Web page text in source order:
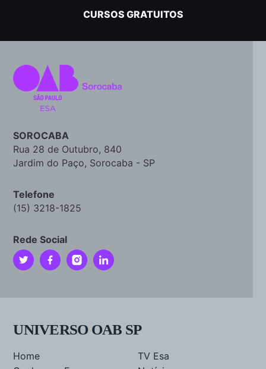
CURSOS GRATUITOS
SOROCABA
Rua 28 de Outubro, 840
Jardim do Paço, Sorocaba - SP
Telefone
(15) 3218-1825
Rede Social
UNIVERSO OAB SP
Home
TV Esa